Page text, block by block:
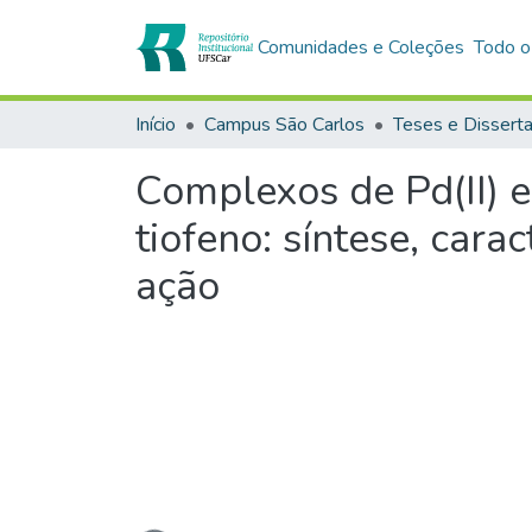
Comunidades e Coleções Todo
Início Campus São Carlos Teses e
Complexos de Pd(II)
tiofeno: síntese,
ação